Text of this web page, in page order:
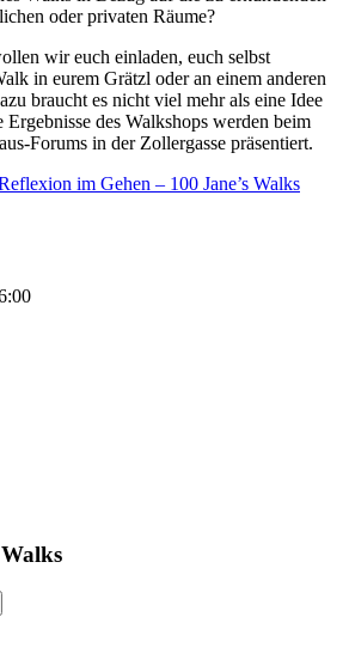
oder privaten Räume?
wir euch einladen, euch selbst
in eurem Grätzl oder an einem anderen
braucht es nicht viel mehr als eine Idee
des Walkshops werden beim
Forums in der Zollergasse präsentiert.
im Gehen – 100 Jane’s Walks